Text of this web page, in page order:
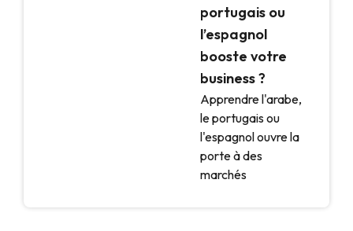
portugais ou
l’espagnol
booste votre
business ?
Apprendre l'arabe,
le portugais ou
l'espagnol ouvre la
porte à des
marchés